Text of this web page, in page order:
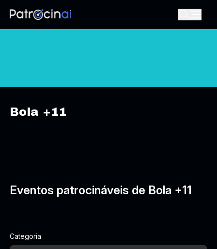
Bola +11
Eventos patrocináveis de Bola +11
Categoria